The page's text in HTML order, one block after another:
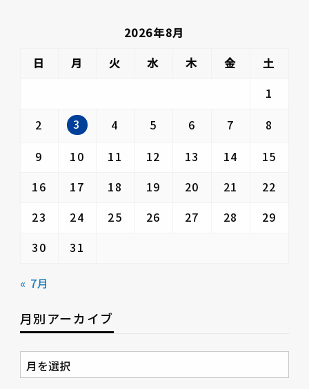
2026年8月
日
月 火 水 木 金
土
1
2
3 4 5 6 7
8
9
10 11 12 13 14
15
16
17 18 19 20 21
22
23
24 25 26 27 28
29
30
31
« 7月
月別アーカイブ
月
別